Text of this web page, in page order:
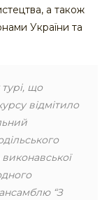
а також
України та
що
відмітило
“З